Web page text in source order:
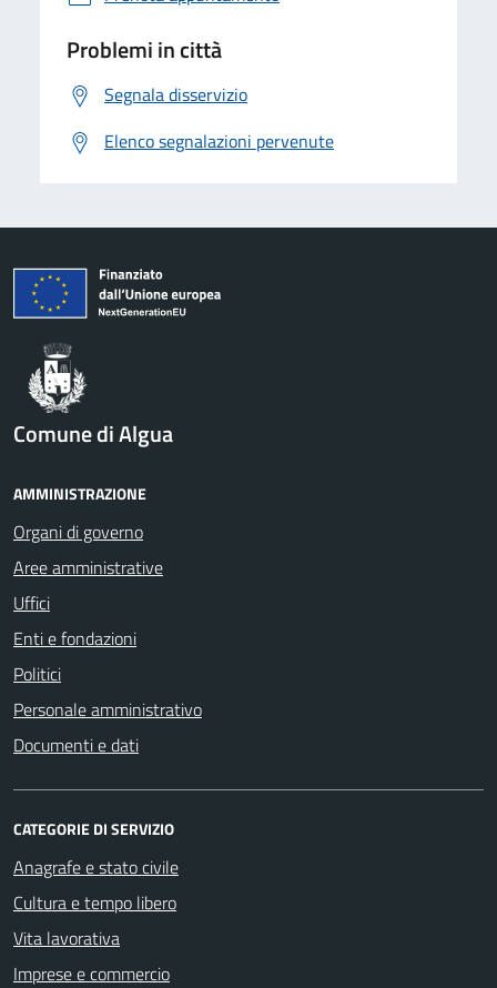
Problemi in città
Segnala disservizio
Elenco segnalazioni pervenute
Comune di Algua
AMMINISTRAZIONE
Organi di governo
Aree amministrative
Uffici
Enti e fondazioni
Politici
Personale amministrativo
Documenti e dati
CATEGORIE DI SERVIZIO
Anagrafe e stato civile
Cultura e tempo libero
Vita lavorativa
Imprese e commercio